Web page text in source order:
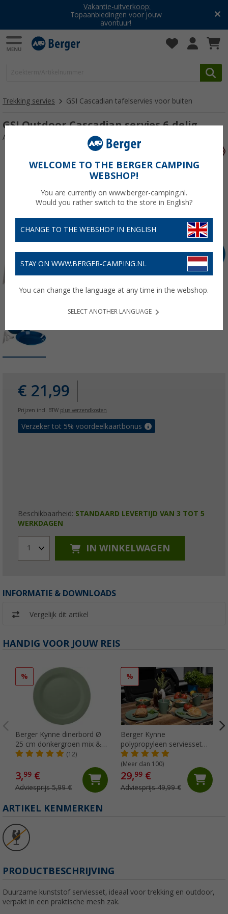
Vakantie-uitverkoop:
Topaanbiedingen voor jouw
avontuur!
Trekking servies GSI Cascadian tafelservies voor buiten
GSI Outdoor Cascadian servies 6-delig.
Artikelnr: 489230
€ 21,99
Prijzen incl. BTW plus verzendkosten
Verzeker tot 5% voordeelkaartbonus
Beschikbaarheid: STANDAARD LEVERTIJD VAN 3 TOT 5
WERKDAGEN
1 IN WINKELWAGEN
INFORMATIE & DOWNLOADS
Vergelijk dit artikel
HANDIG VOOR JOUW REIS
%
Berger Kynne dinerbord Ø
25 cm donkergroen mix &
match
(12)
3,99 €
Adviesprijs 5,99 €
%
Berger Kynne
polypropyleen serviesset
16-delig groen voor 4
personen
(Meer dan 100)
29,99€
Adviesprijs 49,99 €
ARTIKEL KENMERKEN
PRODUCTBESCHRIJVING
Duurzame kunststof serviesset, ideaal voor trekking en outdoor,
verpakt in een praktische mesh zak.
WELCOME TO THE BERGER CAMPING
WEBSHOP!
You are currently on www.berger-camping.nl.
Would you rather switch to the store in English?
CHANGE TO THE WEBSHOP IN ENGLISH
STAY ON WWW.BERGER-CAMPING.NL
You can change the language at any time in the webshop.
SELECT ANOTHER LANGUAGE